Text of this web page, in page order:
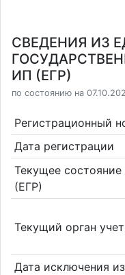
СВЕДЕНИЯ ИЗ
ИП (ЕГР)
по состоянию на
Регистрационный
Дата регистрации
Текущее состояние
(ЕГР)
Текущий орган
Дата исключения